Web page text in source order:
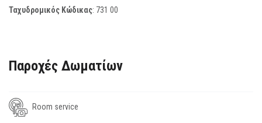
Ταχυδρομικός Κώδικας: 731 00
Παροχές Δωματίων
Room service